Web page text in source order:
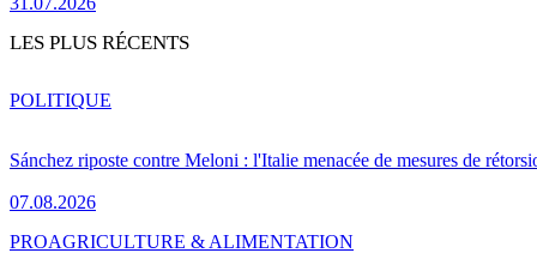
LES PLUS RÉCENTS
Sánchez riposte contre Meloni : l'Italie menacée de mesures de
07.08.2026
POLITIQUE
PROAGRICULTURE & ALIMENTATION